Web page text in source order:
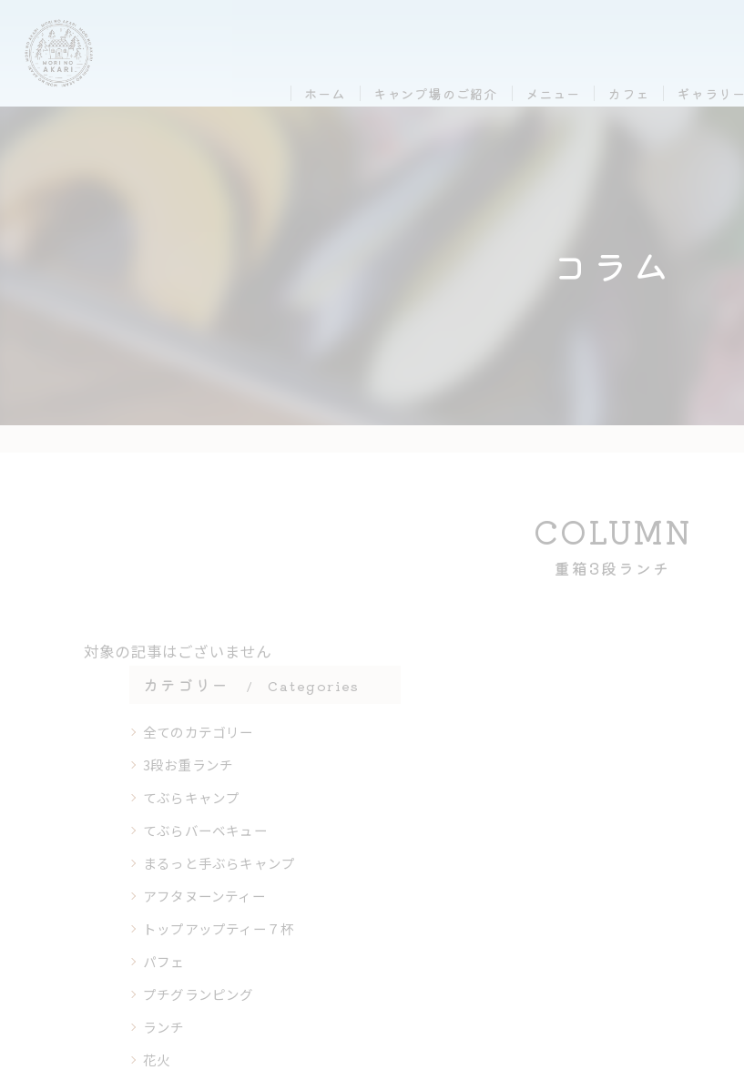
ホーム キャンプ場のご紹介 メニュー カフェ ギャラリー
コラム
COLUMN
重箱3段ランチ
対象の記事はございません
カテゴリー Categories
全てのカテゴリー
3段お重ランチ
てぶらキャンプ
てぶらバーベキュー
まるっと手ぶらキャンプ
アフタヌーンティー
トップアップティー７杯
パフェ
プチグランピング
ランチ
花火